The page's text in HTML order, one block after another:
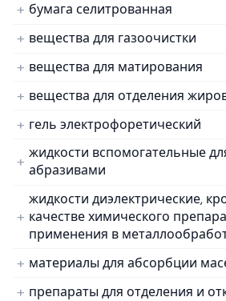
бумага селитрованная
вещества для газоочистки
вещества для матирования
вещества для отделения
гель электрофоретический
жидкости вспомогательные
абразивами
жидкости диэлектрические,
качестве химического
применения в
материалы для абсорбции
препараты для отделения и